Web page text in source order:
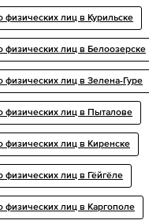
физических лиц в Курильске
физических лиц в Белоозерске
физических лиц в Зелена-Гуре
физических лиц в Пыталове
физических лиц в Киренске
физических лиц в Гёйгёле
физических лиц в Каргополе